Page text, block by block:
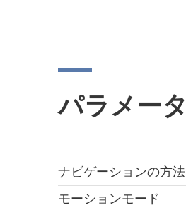
パラメータ
ナビゲーションの方法
モーションモード